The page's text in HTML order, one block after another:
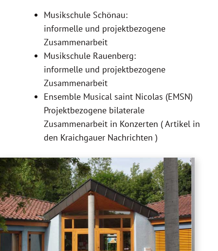
Musikschule Schönau:
informelle und projektbezogene
Zusammenarbeit
Musikschule Rauenberg:
informelle und projektbezogene
Zusammenarbeit
Ensemble Musical saint Nicolas (EMSN)
Projektbezogene bilaterale
Zusammenarbeit in Konzerten ( Artikel in
den Kraichgauer Nachrichten )